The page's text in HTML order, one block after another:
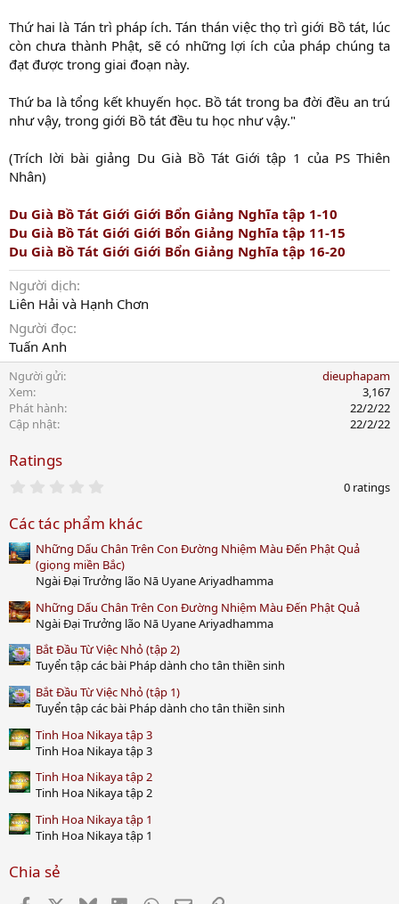
Thứ hai là Tán trì pháp ích. Tán thán việc thọ trì giới Bồ tát, lúc
còn chưa thành Phật, sẽ có những lợi ích của pháp chúng ta
đạt được trong giai đoạn này.
Thứ ba là tổng kết khuyến học. Bồ tát trong ba đời đều an trú
như vậy, trong giới Bồ tát đều tu học như vậy."
(Trích lời bài giảng Du Già Bồ Tát Giới tập 1 của PS Thiên
Nhân)
Du Già Bồ Tát Giới Giới Bổn Giảng Nghĩa tập 1-10
Du Già Bồ Tát Giới Giới Bổn Giảng Nghĩa tập 11-15
Du Già Bồ Tát Giới Giới Bổn Giảng Nghĩa tập 16-20
Người dịch
Liên Hải và Hạnh Chơn
Người đọc
Tuấn Anh
Người gửi
dieuphapam
Xem
3,167
Phát hành
22/2/22
Cập nhật
22/2/22
Ratings
0
t
a
r
(
s
)
0 ratings
Các tác phẩm khác
Những Dấu Chân Trên Con Đường Nhiệm Màu Đến Phật Quả
(giọng miền Bắc)
Ngài Đại Trưởng lão Nā Uyane Ariyadhamma
Những Dấu Chân Trên Con Đường Nhiệm Màu Đến Phật Quả
Ngài Đại Trưởng lão Nā Uyane Ariyadhamma
Bắt Đầu Từ Việc Nhỏ (tập 2)
Tuyển tập các bài Pháp dành cho tân thiền sinh
Bắt Đầu Từ Việc Nhỏ (tập 1)
Tuyển tập các bài Pháp dành cho tân thiền sinh
Tinh Hoa Nikaya tập 3
Tinh Hoa Nikaya tập 3
Tinh Hoa Nikaya tập 2
Tinh Hoa Nikaya tập 2
Tinh Hoa Nikaya tập 1
Tinh Hoa Nikaya tập 1
Chia sẻ